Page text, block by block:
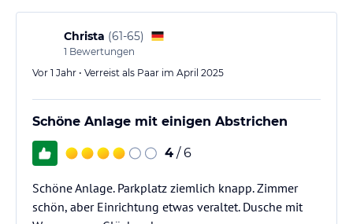
Christa (61-65)
1 Bewertungen
Vor 1 Jahr • Verreist als Paar im April 2025
Schöne Anlage mit einigen Abstrichen
4 / 6
Schöne Anlage. Parkplatz ziemlich knapp. Zimmer
schön, aber Einrichtung etwas veraltet. Dusche mit